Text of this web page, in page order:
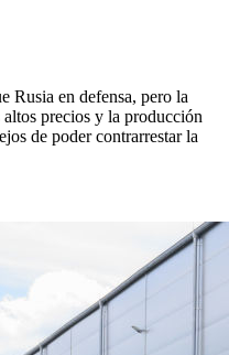
Rusia en defensa, pero la
precios y la producción
de poder contrarrestar la